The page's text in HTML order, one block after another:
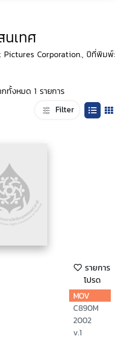
นเทศ
Pictures Corporation., ปีที่พิมพ์:
ทั้งหมด 1 รายการ
Filter
รายการ
โปรด
MOV
C890M
2002
v.1